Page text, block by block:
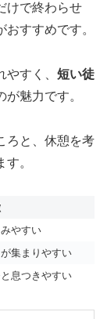
けで終わらせ
すすめです。
すく、 短い徒
が魅力です。
ろと、休憩を考
。
やすい
集まりやすい
息つきやすい